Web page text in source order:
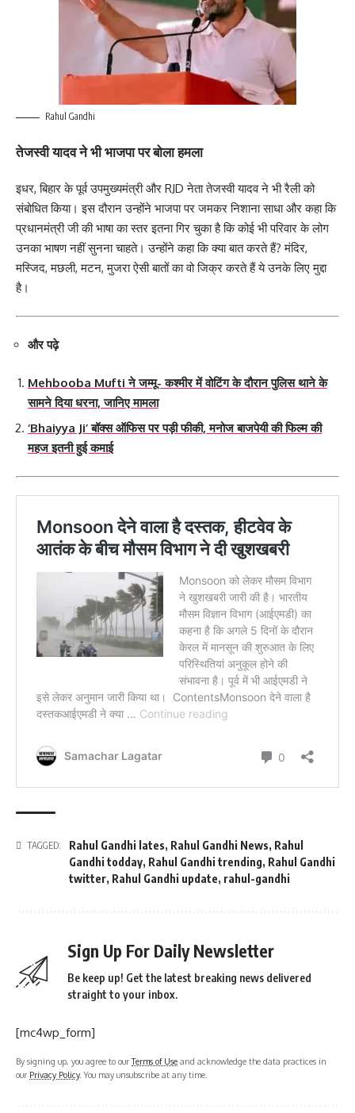
Rahul Gandhi
तेजस्वी यादव ने भी भाजपा पर बोला हमला
इधर, बिहार के पूर्व उपमुख्यमंत्री और RJD नेता तेजस्वी यादव ने भी रैली को
संबोधित किया। इस दौरान उन्होंने भाजपा पर जमकर निशाना साधा और कहा कि
प्रधानमंत्री जी की भाषा का स्तर इतना गिर चुका है कि कोई भी परिवार के लोग
उनका भाषण नहीं सुनना चाहते। उन्होंने कहा कि क्या बात करते हैं? मंदिर,
मस्जिद, मछली, मटन, मुजरा ऐसी बातों का वो जिक्र करते हैं ये उनके लिए मुद्दा
है।
और पढ़े
Mehbooba Mufti ने जम्मू- कश्मीर में वोटिंग के दौरान पुलिस थाने के
सामने दिया धरना, जानिए मामला
‘Bhaiyya Ji’ बॉक्स ऑफिस पर पड़ी फीकी, मनोज बाजपेयी की फिल्म की
महज इतनी हुई कमाई
TAGGED: Rahul Gandhi lates, Rahul Gandhi News, Rahul
Gandhi todday, Rahul Gandhi trending, Rahul Gandhi
twitter, Rahul Gandhi update, rahul-gandhi
Sign Up For Daily Newsletter
Be keep up! Get the latest breaking news delivered
straight to your inbox.
[mc4wp_form]
By signing up, you agree to ourTerms of Use and acknowledge the data practices in
our Privacy Policy. You may unsubscribe at any time.